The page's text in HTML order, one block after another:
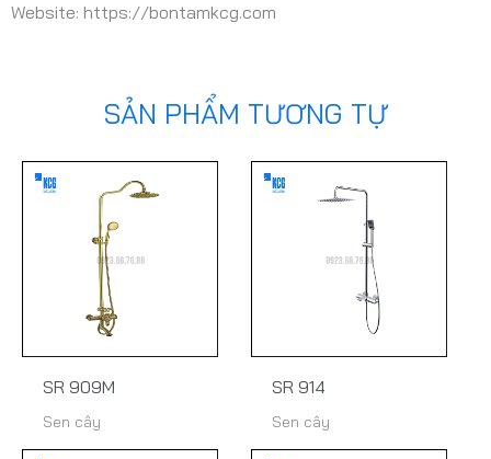
Website: https://bontamkcg.com
SẢN PHẨM TƯƠNG TỰ
SR 909M
Sen cây
SR 914
Sen cây